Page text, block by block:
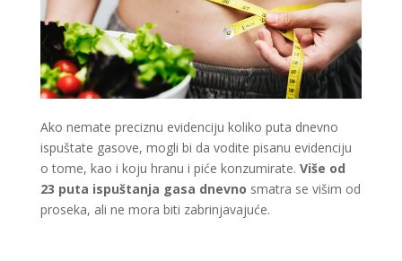
Ako nemate preciznu evidenciju koliko puta dnevno
ispuštate gasove, mogli bi da vodite pisanu evidenciju
o tome, kao i koju hranu i piće konzumirate. Više od
23 puta ispuštanja gasa dnevno smatra se višim od
proseka, ali ne mora biti zabrinjavajuće.